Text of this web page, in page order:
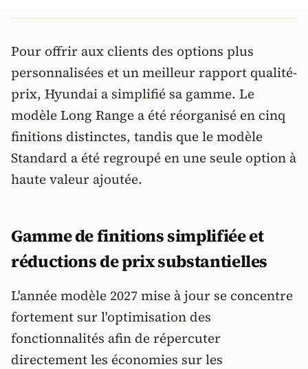
Pour offrir aux clients des options plus
personnalisées et un meilleur rapport qualité-
prix, Hyundai a simplifié sa gamme. Le
modèle Long Range a été réorganisé en cinq
finitions distinctes, tandis que le modèle
Standard a été regroupé en une seule option à
haute valeur ajoutée.
Gamme de finitions simplifiée et
réductions de prix substantielles
L'année modèle 2027 mise à jour se concentre
fortement sur l'optimisation des
fonctionnalités afin de répercuter
directement les économies sur les